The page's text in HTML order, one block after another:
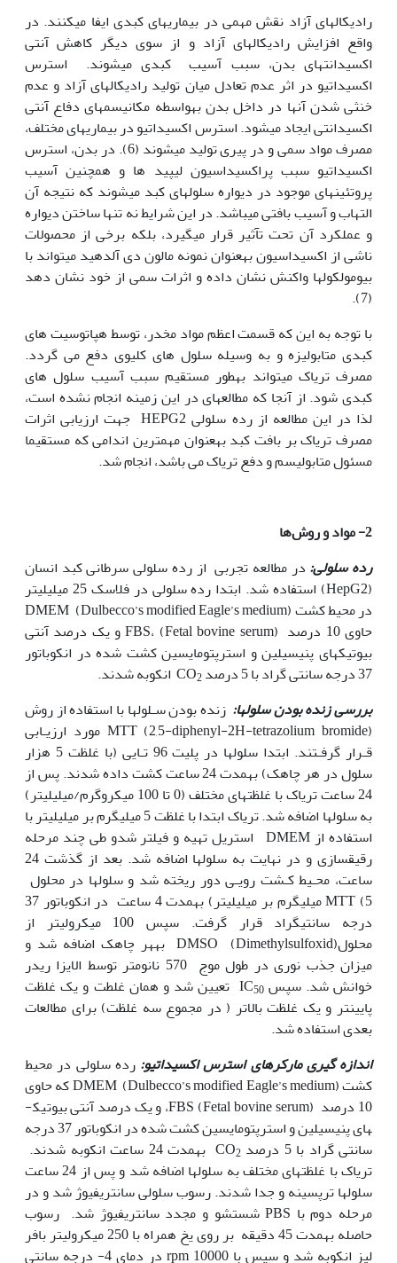
رادیکال‫های آزاد نقش مهمی در بیماری‫های کبدی ایفا می‫کنند. در
واقع افزایش رادیکال‫های آزاد و از سوی دیگر کاهش آنتی
اکسیدانت‫های بدن، سبب آسیب کبدی می‫شوند. استرس
اکسیداتیو در اثر عدم تعادل میان تولید رادیکال‫های آزاد و عدم
خنثی شدن آن‫ها در داخل بدن به‫واسطه مکانیسم‫های دفاع آنتی
اکسیدانتی ایجاد می‫شود. استرس اکسیداتیو در بیماری‫های مختلف،
مصرف مواد سمی و در پیری تولید می‫شوند (6). در بدن، استرس
اکسیداتیو سبب پراکسیداسیون لیپید ها و همچنین آسیب
پروتئین‫های موجود در دیواره سلول‫های کبد می‫شوند که نتیجه آن
التهاب و آسیب بافتی می‫باشد. در این شرایط نه تنها ساختن دیواره
و عملکرد آن تحت تآثیر قرار می‫گیرد، بلکه برخی از محصولات
ناشی از اکسیداسیون به‫عنوان نمونه مالون دی آلدهید می‫تواند با
بیومولکول‫ها واکنش نشان داده و اثرات سمی از خود نشان دهد
(7).
با توجه به این که قسمت اعظم مواد مخدر، توسط هپاتوسیت های
کبدی متابولیزه و به وسیله سلول های کلیوی دفع می گردد.
مصرف تریاک می‫تواند به‫طور مستقیم سبب آسیب سلول های
کبدی شود. از آن‫جا که مطالعه‫ای در این زمینه انجام نشده است،
لذا در این مطالعه از رده سلولی HEPG2 جهت ارزیابی اثرات
مصرف تریاک بر بافت کبد به‫عنوان مهم‫ترین اندامی که مستقیما
مسئول متابولیسم و دفع تریاک می باشد، انجام شد.
2- مواد و روش‌ها
رده سلولی: در مطالعه تجربی از رده‌ سلولی سرطانی کبد انسان
(HepG2) استفاده شد. ابتدا رده سلولی در فلاسک 25 میلی‫لیتر
در محیط کشت DMEM (Dulbecco’s modified Eagle’s medium)
حاوی 10 درصد FBS، (Fetal bovine serum) و یک درصد آنتی
بیوتیک­های پنی‫سیلین و استرپتومایسین کشت شده در انکوباتور
37 درجه سانتی گراد با 5 درصد CO
2
انکوبه شدند.
بررسی زنده بودن سلولها:
زنده بودن سـلول‫ها با استفاده از روش
MTT (2,5-diphenyl-2H-tetrazolium bromide) مورد ارزیـابی
قـرار گرفـتند. ابتدا سلول‫ها در پلیت 96 تـایی (با غلظت 5 هزار
سلول در هر چاهک) به‫مدت 24 ساعت کشت داده شدند. پس از
24 ساعت تریاک با غلظت‫های مختلف (0 تا 100 میکروگرم/میلی‫لیتر)
به سلول‫ها اضافه شد. تریاک ابتدا با غلظت 5 میلی‫گرم بر میلی‫لیتر با
استفاده از DMEM استریل تهیه و فیلتر شدو طی چند مرحله
رقیق‫سازی و در نهایت به سلول‫ها اضافه شد. بعد از گذشت 24
ساعت، محـیط کـشت رویـی دور ریخته شد و سلول‫ها در محلول
MTT (5 میلی‫گرم بر میلی‫لیتر) به‫مدت 4 ساعت در انکوباتور 37
درجه سانتی‫گراد قرار گرفت. سپس 100 میکرولیتر از
محلولDMSO (Dimethylsulfoxid) به‫هر چاهک اضافه شد و
میزان جذب نوری در طول موج 570 نانومتر توسط الایزا ریدر
خوانش شد. سپس IC50
تعیین شد و همان غلطت و یک غلظت
پایین‫تر و یک غلظت بالاتر ( در مجموع سه غلظت) برای مطالعات
بعدی استفاده شد.
اندازه گیری مارکرهای استرس اکسیداتیو: رده سلولی در محیط
کشت DMEM (Dulbecco’s modified Eagle’s medium) که حاوی
10 درصد FBS (Fetal bovine serum)، و یک درصد آنتی بیوتیک­
های پنی‫سیلین و استرپتومایسین کشت شده در انکوباتور 37 درجه
سانتی گراد با 5 درصد CO
2
به‫مدت 24 ساعت انکوبه شدند.
تریاک با غلظت‫های مختلف به سلول‫ها اضافه شد و پس از 24 ساعت
سلول‫ها ترپسینه و جدا شدند. رسوب سلولی سانتریفیوژ شد و در
مرحله دوم با PBS شستشو و مجدد سانتریفیوژ شد. رسوب
حاصله به‫مدت 45 دقیقه بر روی یخ همراه با 250 میکرولیتر بافر
لیز انکوبه شد و سپس با rpm 10000 در دمای 4- درجه سانتی